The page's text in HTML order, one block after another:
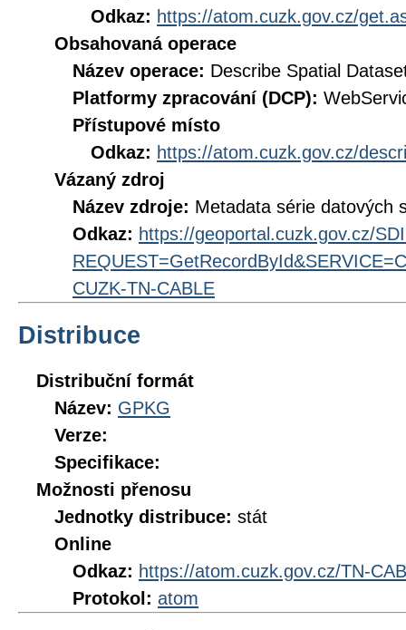
Odkaz: https://atom.cuzk.gov.cz/
Obsahovaná operace
Název operace: Describe Spatial
Platformy zpracování (DCP):
Přístupové místo
Odkaz: https://atom.cuzk.gov.cz/
Vázaný zdroj
Název zdroje: Metadata série datových
Odkaz: https://geoportal.cuzk.gov.cz/
CUZK-TN-CABLE
Distribuce
Distribuční formát
Název: GPKG
Verze:
Specifikace:
Možnosti přenosu
Jednotky distribuce: stát
Online
Odkaz: https://atom.cuzk.gov.cz/TN-
Protokol: atom